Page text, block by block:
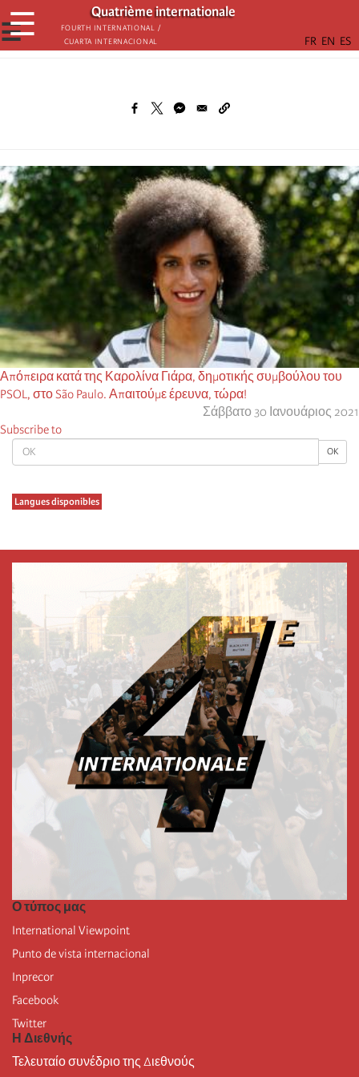
Παράκαμψη
προς
το
Quatrième internationale
Fourth International /
Cuarta Internacional
☰
☰
OK OK
Langues disponibles
Απόπειρα κατά της Καρολίνα Γιάρα, δημοτικής συμβούλου του
PSOL, στο São Paulo. Απαιτούμε έρευνα, τώρα!
Σάββατο 30 Ιανουάριος 2021
Subscribe to
Ο τύπος μας
International Viewpoint
Punto de vista internacional
Inprecor
Facebook
Twitter
Η Διεθνής
Τελευταίο συνέδριο της Διεθνούς